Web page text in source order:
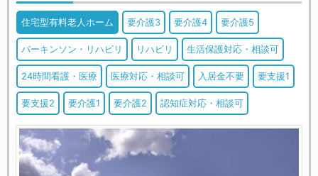
住宅型有料老人ホーム 要介護3 要介護4 要介護5
パーキンソン・リハビリ リハビリ 生活保護対応・相談可
24時間看護・医療 医療対応・相談可 入居金不要 要支援1
要支援2 要介護1 要介護2 認知症対応・相談可